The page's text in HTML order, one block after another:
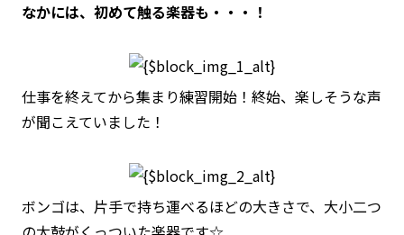
なかには、初めて触る楽器も・・・！
仕事を終えてから集まり練習開始！終始、楽しそうな声
が聞こえていました！
ボンゴは、片手で持ち運べるほどの大きさで、大小二つ